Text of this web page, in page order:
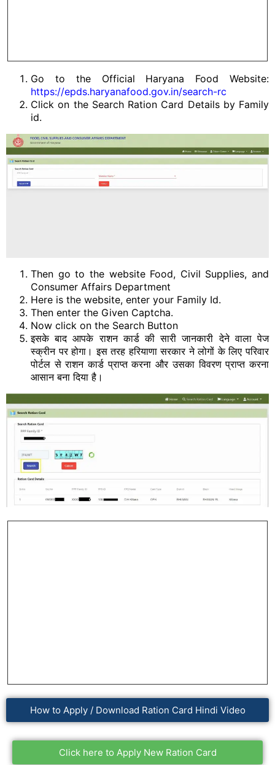
Go to the Official Haryana Food Website:
https://epds.haryanafood.gov.in/search-rc
Click on the Search Ration Card Details by Family
id.
Then go to the website Food, Civil Supplies, and
Consumer Affairs Department
Here is the website, enter your Family Id.
Then enter the Given Captcha.
Now click on the Search Button
इसके बाद आपके राशन कार्ड की सारी जानकारी देने वाला पेज
स्क्रीन पर होगा। इस तरह हरियाणा सरकार ने लोगों के लिए परिवार
पोर्टल से राशन कार्ड प्राप्त करना और उसका विवरण प्राप्त करना
आसान बना दिया है।
How to Apply / Download Ration Card Hindi Video
Click here to Apply New Ration Card